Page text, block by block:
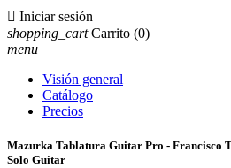
 Iniciar sesión
shopping_cart Carrito (0)
menu
Visión general
Catálogo
Precios
Mazurka Tablatura Guitar Pro - Francisco
Solo Guitar